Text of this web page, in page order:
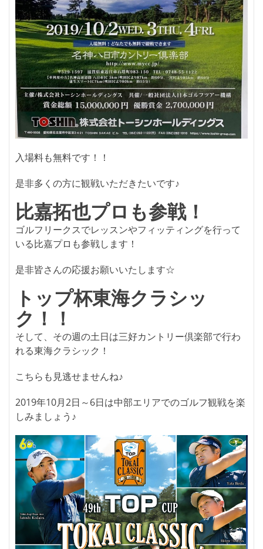
入場料も無料です！！
是非多くの方に観戦いただきたいです♪
比嘉拓也プロも参戦！
ゴルフリークスでレッスンやフィッティングを行って
いる比嘉プロも参戦します！
是非皆さんの応援お願いいたします☆
トップ杯東海クラシッ
ク！！
そして、その週の土日は三好カントリー倶楽部で行わ
れる東海クラシック！
こちらも見逃せませんね♪
2019年10月2日～6日は中部エリアでのゴルフ観戦を楽
しみましょう♪